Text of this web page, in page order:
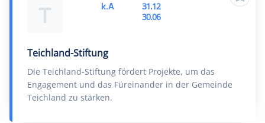
T
Teichland-Stiftung
Die Teichland-Stiftung fördert Projekte, um das
Engagement und das Füreinander in der Gemeinde
Teichland zu stärken.
k.A
31.12
30.06